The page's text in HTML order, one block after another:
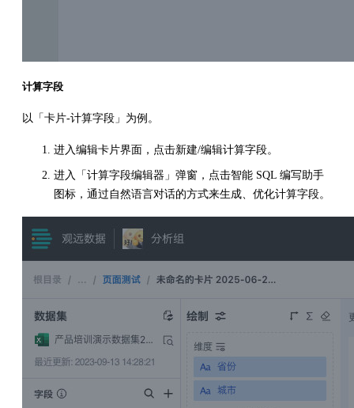
计算字段
以「卡片-计算字段」为例。
进入编辑卡片界面，点击新建/编辑计算字段。
进入「计算字段编辑器」弹窗，点击智能 SQL 编写助手
图标，通过自然语言对话的方式来生成、优化计算字段。